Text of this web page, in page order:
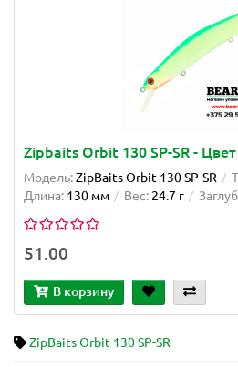
Zipbaits Orbit 130 SP-SR -
Модель:ZipBaits Orbit 130 SP-SR
Длина: 130 мм Вес: 24.7 г
51.00
В корзину
ZipBaits Orbit 130 SP-SR